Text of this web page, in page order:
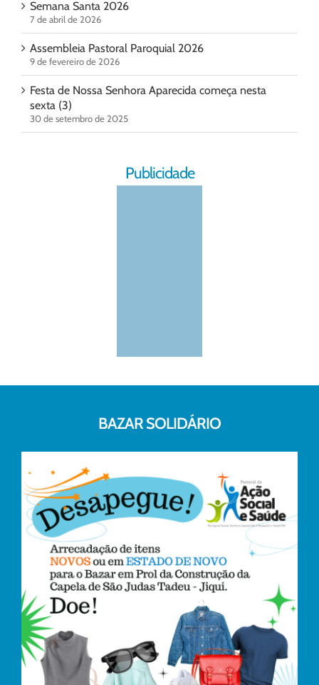
Semana Santa 2026
7 de abril de 2026
Assembleia Pastoral Paroquial 2026
9 de fevereiro de 2026
Festa de Nossa Senhora Aparecida começa nesta
sexta (3)
30 de setembro de 2025
Publicidade
BAZAR SOLIDÁRIO